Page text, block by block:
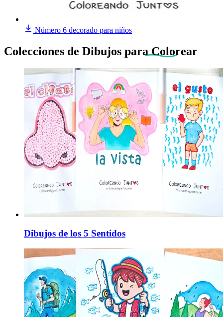
Número 6 decorado para niños
Colecciones de Dibujos para Colorear
Dibujos de los 5 Sentidos